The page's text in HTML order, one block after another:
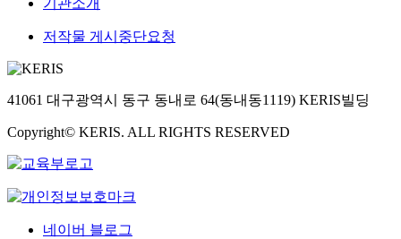
기관소개
저작물 게시중단요청
41061 대구광역시 동구 동내로 64(동내동1119) KERIS빌딩
Copyright© KERIS. ALL RIGHTS RESERVED
네이버 블로그